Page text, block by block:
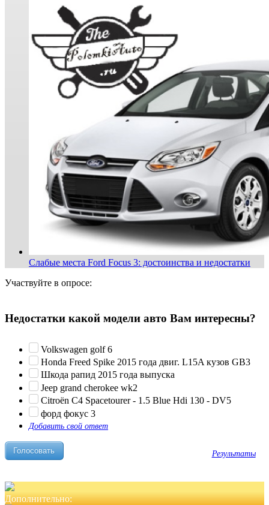
Слабые места Ford Focus 3: достоинства и недостатки
Участвуйте в опросе:
Недостатки какой модели авто Вам интересны?
Volkswagen golf 6
Honda Freed Spike 2015 года двиг. L15A кузов GB3
Шкода рапид 2015 года выпуска
Jeep grand cherokee wk2
Citroën C4 Spacetourer - 1.5 Blue Hdi 130 - DV5
форд фокус 3
Добавить свой ответ
Результаты
Дополнительно: